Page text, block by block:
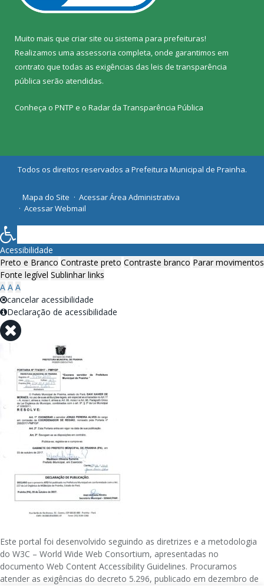
Muito mais que criar site ou sistema para prefeituras!
Realizamos uma assessoria completa, onde garantimos em
contrato que todas as exigências das leis de transparência
pública serão atendidas.
Conheça o PNTP e o Radar da Transparência Pública
Todos os direitos reservados a Prefeitura Municipal de Prainha.
Mapa do Site
Acessar Área Administrativa
Acessar Webmail
Acessibilidade
Preto e Branco Contraste preto Contraste branco Parar movimentos
Fonte legível Sublinhar links
A A A
cancelar acessibilidade
Declaração de acessibilidade
Este portal foi desenvolvido seguindo as diretrizes e a metodologia
do W3C – World Wide Web Consortium, apresentadas no
documento Web Content Accessibility Guidelines. Procuramos
atender as exigências do decreto 5.296, publicado em dezembro de